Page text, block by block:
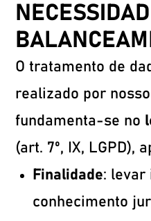
O tratamento de
realizado por
fundamenta-se no
(art. 7º, IX, LGPD),
Finalidade: levar
conhecimento